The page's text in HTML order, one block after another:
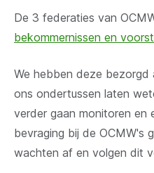
De 3 federaties van
bekommernissen en
We hebben deze bezorgd
ons ondertussen laten
verder gaan monitoren en
bevraging bij de OCMW's
wachten af en volgen dit